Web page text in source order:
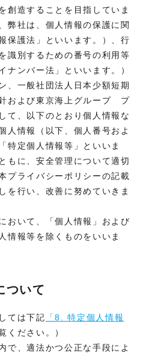
創造することを目指していま
弊社は、個人情報の保護に関
保護法」といいます。）、行
識別するための番号の利用等
ナンバー法」といいます。）
、一般社団法人日本少額短期
および東京海上グループ プ
て、以下のとおり個人情報な
人情報（以下、個人番号およ
特定個人情報等」といいま
もに、安全管理について適切
プライバシーポリシーの記載
を行い、改善に努めていきま
おいて、「個人情報」および
情報等を除くものをいいま
ついて
ては下記
「8. 特定個人情報
ください。）
で、適法かつ公正な手段によ